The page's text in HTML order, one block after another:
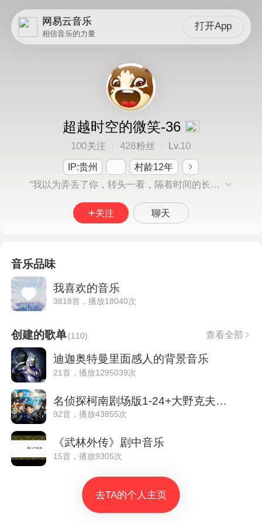
网易云音乐
相信音乐的力量
打开App
超越时空的微笑-36
100关注 428粉丝 Lv.10
IP:贵州
村龄12年
“我以为弄丢了你，转头一看，隔着时间的长流，原来你站在轮回的起点对着我微笑”
关注 聊天
音乐品味
我喜欢的音乐
3818首，播放18040次
创建的歌单(110) 查看全部
迪迦奥特曼里面感人的背景音乐
21首，播放1295039次
名侦探柯南剧场版1-24+大野克夫旋律音乐
92首，播放43855次
《武林外传》剧中音乐
15首，播放9305次
去TA的个人主页